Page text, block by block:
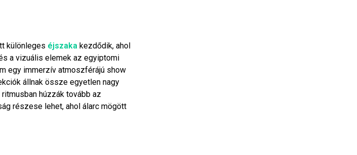
különleges éjszaka kezdődik, ahol
a vizuális elemek az egyiptomi
egy immerzív atmoszférájú show
állnak össze egyetlen nagy
húzzák tovább az
részese lehet, ahol álarc mögött